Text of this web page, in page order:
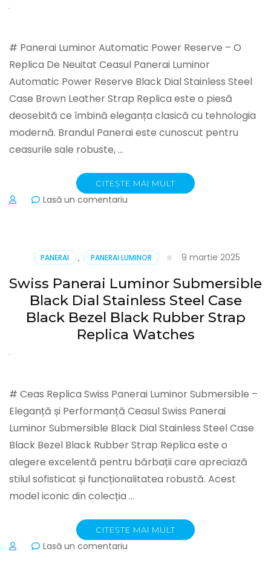
Replica
# Panerai Luminor Automatic Power Reserve – O
Replica De Neuitat Ceasul Panerai Luminor
Automatic Power Reserve Black Dial Stainless Steel
Case Brown Leather Strap Replica este o piesă
deosebită ce îmbină eleganța clasică cu tehnologia
modernă. Brandul Panerai este cunoscut pentru
ceasurile sale robuste, …
CITEȘTE MAI MULT
Lasă un comentariu
Power
Reserve
Black
Dial
Stainless
Steel
Case
Brown
Watches
PANERAI , PANERAI LUMINOR 9 martie 2025
Swiss Panerai Luminor Submersible
Black Dial Stainless Steel Case
Black Bezel Black Rubber Strap
Replica Watches
# Ceas Replica Swiss Panerai Luminor Submersible –
Eleganță și Performanță Ceasul Swiss Panerai
Luminor Submersible Black Dial Stainless Steel Case
Black Bezel Black Rubber Strap Replica este o
alegere excelentă pentru bărbații care apreciază
stilul sofisticat și funcționalitatea robustă. Acest
model iconic din colecția …
CITEȘTE MAI MULT
Lasă un comentariu